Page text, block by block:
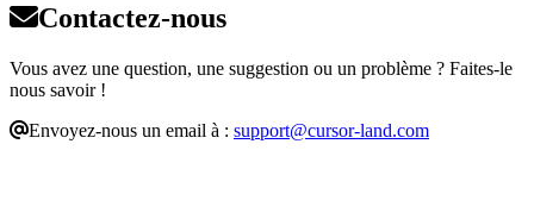
Contactez-nous
Vous avez une question, une suggestion ou un problème ? Faites-le
nous savoir !
Envoyez-nous un email à : support@cursor-land.com